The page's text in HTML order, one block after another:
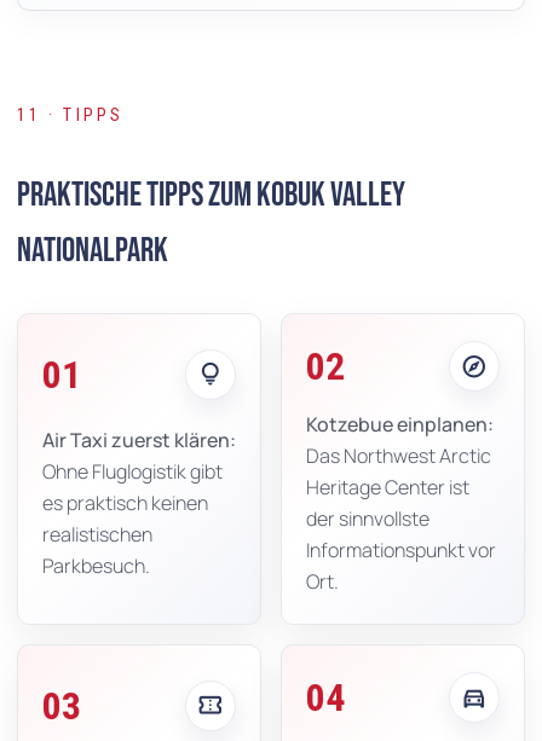
11 · TIPPS
Praktische Tipps zum Kobuk Valley
Nationalpark
01 lightbulb
Air Taxi zuerst klären:
Ohne Fluglogistik gibt
es praktisch keinen
realistischen
Parkbesuch.
02 explore
Kotzebue einplanen:
Das Northwest Arctic
Heritage Center ist
der sinnvollste
Informationspunkt vor
Ort.
03 confirmation_number 04 directions_car